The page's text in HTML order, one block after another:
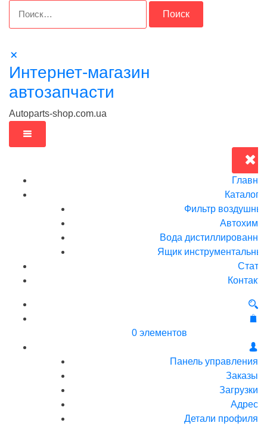
Интернет-магазин
автозапчасти
Autoparts-shop.com.ua
Каталог
Фильтр
Вода
Ящик
0 элементов
Панель управления
Заказы
Загрузки
Адрес
Детали профиля